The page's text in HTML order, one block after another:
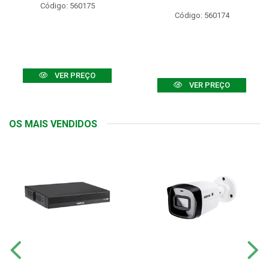
Código: 560175
VER PREÇO
Código: 560174
VER PREÇO
OS MAIS VENDIDOS